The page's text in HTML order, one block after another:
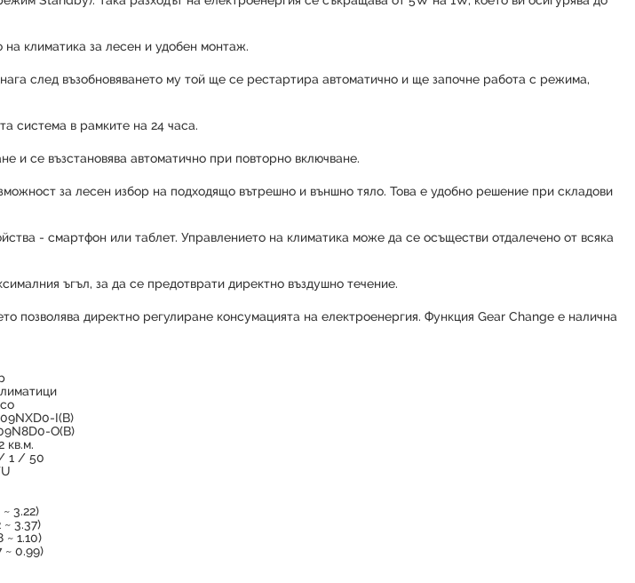
климатика за лесен и удобен монтаж.
след възобновяването му той ще се рестартира автоматично и ще започне работа с режима,
система в рамките на 24 часа.
и се възстановява автоматично при повторно включване.
за лесен избор на подходящо вътрешно и външно тяло. Това е удобно решение при складови
- смартфон или таблет. Управлението на климатика може да се осъществи отдалечено от всяка
ъгъл, за да се предотврати директно въздушно течение.
позволява директно регулиране консумацията на електроенергия. Функция Gear Change е налична
I(B)
O(B)
кв.м.
1 / 50
3.22)
~ 3.37)
~ 1.10)
~ 0.99)